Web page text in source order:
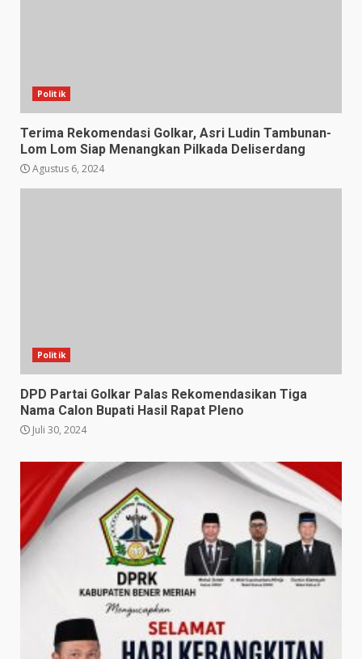
Politik
Terima Rekomendasi Golkar, Asri Ludin Tambunan-
Lom Lom Siap Menangkan Pilkada Deliserdang
Agustus 6, 2024
Politik
DPD Partai Golkar Palas Rekomendasikan Tiga
Nama Calon Bupati Hasil Rapat Pleno
Juli 30, 2024